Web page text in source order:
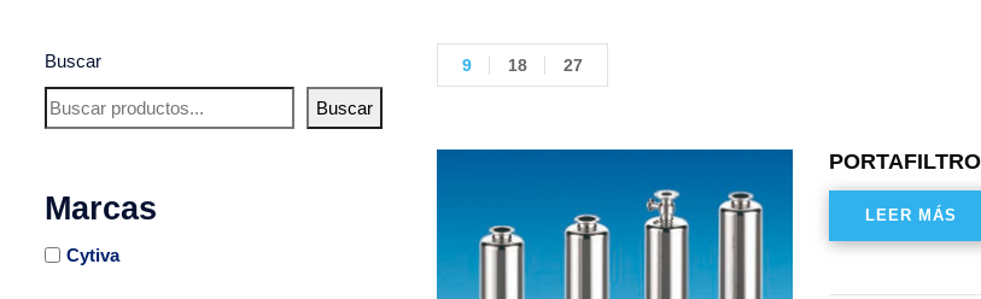
Buscar
Buscar
Marcas
Cytiva
9 18 27
LEER MÁS